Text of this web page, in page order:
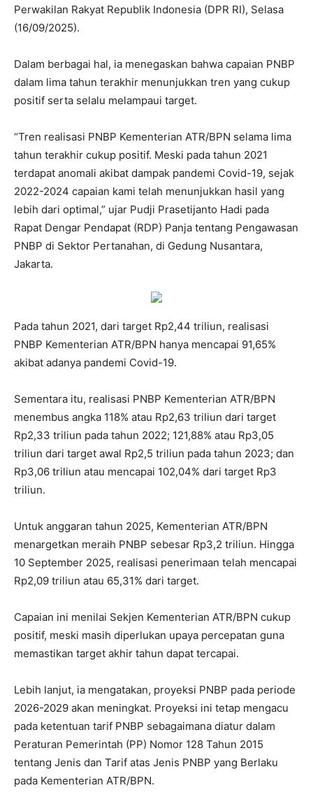
Perwakilan Rakyat Republik Indonesia (DPR RI), Selasa
(16/09/2025).
Dalam berbagai hal, ia menegaskan bahwa capaian PNBP
dalam lima tahun terakhir menunjukkan tren yang cukup
positif serta selalu melampaui target.
“Tren realisasi PNBP Kementerian ATR/BPN selama lima
tahun terakhir cukup positif. Meski pada tahun 2021
terdapat anomali akibat dampak pandemi Covid-19, sejak
2022-2024 capaian kami telah menunjukkan hasil yang
lebih dari optimal,” ujar Pudji Prasetijanto Hadi pada
Rapat Dengar Pendapat (RDP) Panja tentang Pengawasan
PNBP di Sektor Pertanahan, di Gedung Nusantara,
Jakarta.
Pada tahun 2021, dari target Rp2,44 triliun, realisasi
PNBP Kementerian ATR/BPN hanya mencapai 91,65%
akibat adanya pandemi Covid-19.
Sementara itu, realisasi PNBP Kementerian ATR/BPN
menembus angka 118% atau Rp2,63 triliun dari target
Rp2,33 triliun pada tahun 2022; 121,88% atau Rp3,05
triliun dari target awal Rp2,5 triliun pada tahun 2023; dan
Rp3,06 triliun atau mencapai 102,04% dari target Rp3
triliun.
Untuk anggaran tahun 2025, Kementerian ATR/BPN
menargetkan meraih PNBP sebesar Rp3,2 triliun. Hingga
10 September 2025, realisasi penerimaan telah mencapai
Rp2,09 triliun atau 65,31% dari target.
Capaian ini menilai Sekjen Kementerian ATR/BPN cukup
positif, meski masih diperlukan upaya percepatan guna
memastikan target akhir tahun dapat tercapai.
Lebih lanjut, ia mengatakan, proyeksi PNBP pada periode
2026-2029 akan meningkat. Proyeksi ini tetap mengacu
pada ketentuan tarif PNBP sebagaimana diatur dalam
Peraturan Pemerintah (PP) Nomor 128 Tahun 2015
tentang Jenis dan Tarif atas Jenis PNBP yang Berlaku
pada Kementerian ATR/BPN.